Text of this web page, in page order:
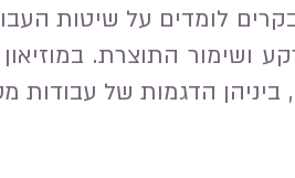
לומדים על שיטות
ושימור התוצרת.
ביניהן הדגמות של עבודות